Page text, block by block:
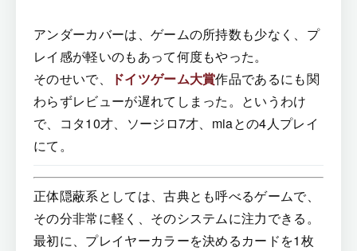
アンダーカバーは、ゲームの所持数も少なく、プ
レイ感が軽いのもあって何度もやった。
そのせいで、
ドイツゲーム大賞作品であるにも関
わらずレビューが遅れてしまった。というわけ
で、コタ10才、ソージロ7才、miaとの4人プレイ
にて。
正体隠蔽系としては、古典とも呼べるゲームで、
その分非常に軽く、そのシステムに注力できる。
最初に、プレイヤーカラーを決めるカードを1枚